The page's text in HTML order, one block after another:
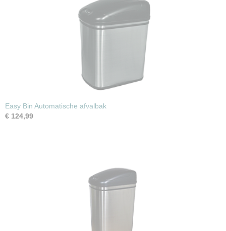
Easy Bin Automatische afvalbak
€ 124,99